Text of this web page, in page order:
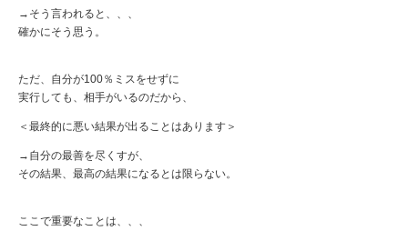
→そう言われると、、、
確かにそう思う。
ただ、自分が100％ミスをせずに
実行しても、相手がいるのだから、
＜最終的に悪い結果が出ることはあります＞
→自分の最善を尽くすが、
その結果、最高の結果になるとは限らない。
ここで重要なことは、、、